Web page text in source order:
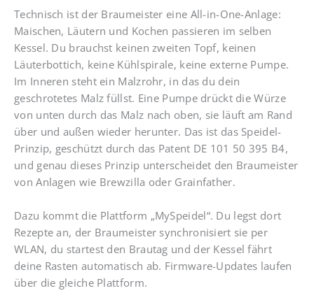
Technisch ist der Braumeister eine All-in-One-Anlage:
Maischen, Läutern und Kochen passieren im selben
Kessel. Du brauchst keinen zweiten Topf, keinen
Läuterbottich, keine Kühlspirale, keine externe Pumpe.
Im Inneren steht ein Malzrohr, in das du dein
geschrotetes Malz füllst. Eine Pumpe drückt die Würze
von unten durch das Malz nach oben, sie läuft am Rand
über und außen wieder herunter. Das ist das Speidel-
Prinzip, geschützt durch das Patent DE 101 50 395 B4,
und genau dieses Prinzip unterscheidet den Braumeister
von Anlagen wie Brewzilla oder Grainfather.
Dazu kommt die Plattform „MySpeidel“. Du legst dort
Rezepte an, der Braumeister synchronisiert sie per
WLAN, du startest den Brautag und der Kessel fährt
deine Rasten automatisch ab. Firmware-Updates laufen
über die gleiche Plattform.